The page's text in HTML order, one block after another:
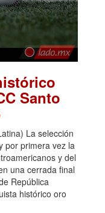
Santo
La selección
por primera vez la
y del
una cerrada final
República
histórico oro